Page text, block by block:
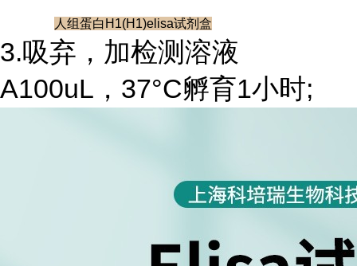
人组蛋白H1(H1)elisa试剂盒
3.吸弃，加检测溶液
A100uL，37°C孵育1小时;